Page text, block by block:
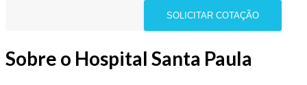
SOLICITAR COTAÇÃO
Sobre o Hospital Santa Paula